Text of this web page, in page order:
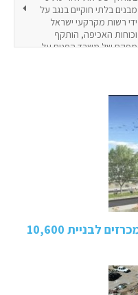
מבנים בלתי חוקיים בנגב על
ידי רשות מקרקעי ישראל
וכוחות האכיפה, הותקף
מפקח של משרד הפנים על
רשות מקרקעי ישראל מפרסמת מכרזים לבניית 10,600